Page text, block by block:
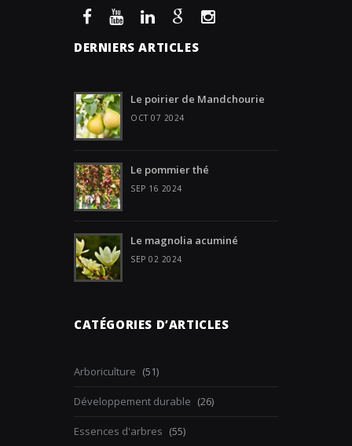
DERNIERS ARTICLES
Le poirier de Mandchourie
OCT 07 2024
Le pommier thé
SEP 16 2024
Le magnolia acuminé
SEP 02 2024
CATÉGORIES D’ARTICLES
Arboriculture (51)
Développement durable (26)
Essences d'arbres (55)